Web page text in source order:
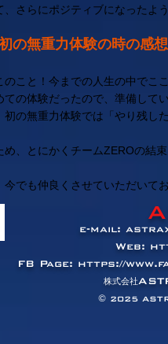
さらにポジティブになったよ
無重力体験の時の感想
のこと！今までの人生の中で
の体験だったので、準備して
初の無重力体験では「やり残
め、とにかくチームZEROの結
でも仲良くさせていただいて
e-mail:
Web:
FB Page: https://
​株式会社
© 2025